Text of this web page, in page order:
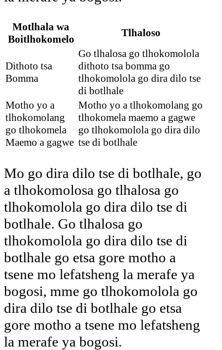
Motlhala wa
Boitlhokomelo
Tlhaloso
Dithoto tsa
Bomma
Go tlhalosa go tlhokomolola
dithoto tsa bomma go
tlhokomolola go dira dilo tse
di botlhale
Motho yo a
tlhokomolang
go tlhokomela
Maemo a gagwe
Motho yo a tlhokomolang go
tlhokomela maemo a gagwe
go tlhokomolola go dira dilo
tse di botlhale
Mo go dira dilo tse di botlhale, go
a tlhokomolosa go tlhalosa go
tlhokomolola go dira dilo tse di
botlhale. Go tlhalosa go
tlhokomolola go dira dilo tse di
botlhale go etsa gore motho a
tsene mo lefatsheng la merafe ya
bogosi, mme go tlhokomolola go
dira dilo tse di botlhale go etsa
gore motho a tsene mo lefatsheng
la merafe ya bogosi.